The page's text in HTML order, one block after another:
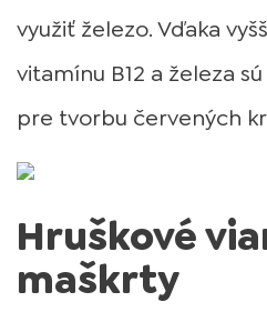
využiť železo. Vďaka
vitamínu B12 a železa
pre tvorbu červených
Hruškové
maškrty